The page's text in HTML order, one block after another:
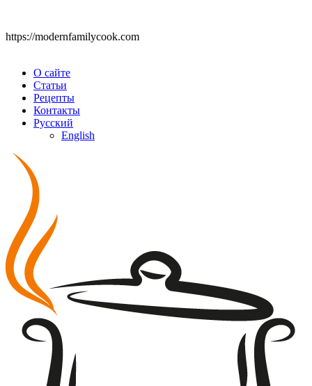
https://modernfamilycook.com
О сайте
Статьи
Рецепты
Контакты
Русский
English